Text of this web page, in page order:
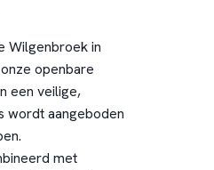
Wilgenbroek in
openbare
een veilige,
wordt aangeboden
met